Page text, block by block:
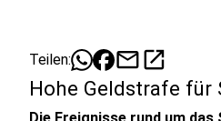
Teilen: mailopen_in_new
Hohe Geldstrafe für